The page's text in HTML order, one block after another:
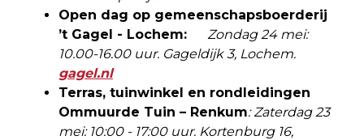
Open dag op gemeenschapsboerderij
’t Gagel - Lochem: Zondag 24 mei:
10.00-16.00 uur. Gageldijk 3, Lochem.
gagel.nl
Terras, tuinwinkel en rondleidingen
Ommuurde Tuin – Renkum: Zaterdag 23
mei: 10:00 - 17:00 uur. Kortenburg 16,